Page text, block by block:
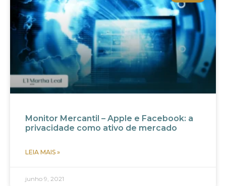
Monitor Mercantil – Apple e Facebook: a
privacidade como ativo de mercado
LEIA MAIS »
junho 9, 2021